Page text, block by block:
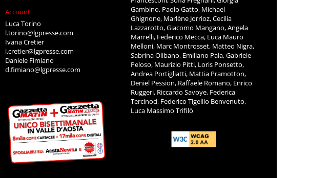
Account
Luca Torino
l.torino@lgpresse.com
Ivana Cretier
i.cretier@lgpresse.com
Daniele Fimiano
d.fimiano@lgpresse.com
Gambino, Paolo Gatto, Michael
Ghignone, Marlène Jorrioz, Cecilia
Lazzarotto, Giacomo Mangano, Angela
Marrelli, Federico Mecca, Luca Mauro
Melloni, Marc Montrosset, Matteo Nigra,
Sabrina Olibano, Emiliano Pala, Gabriele
Peloso, Maurizio Pitti, Loris Ponsetto,
Andrea Portigliatti, Mattia Pramotton,
Deniel Pession, Raffaele Romano, Enrico
Ruggeri, Riccardo Savoye, Federica
Tercinod, Federico Tigellio Benvenuto,
Luca Massimo Trifilò